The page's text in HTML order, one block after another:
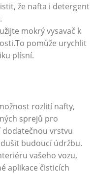
že nafta i detergent
mokrý vysavač k
pomůže urychlit
plísní.
rozlití nafty,
sprejů pro
dodatečnou vrstvu
budoucí údržbu.
vašeho vozu,
aplikace čisticích